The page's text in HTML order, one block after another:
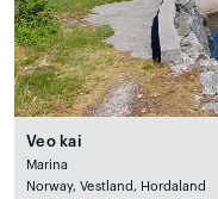
Veo kai
Marina
Norway, Vestland, Hordaland